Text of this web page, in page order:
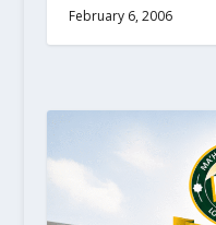
February 6, 2006